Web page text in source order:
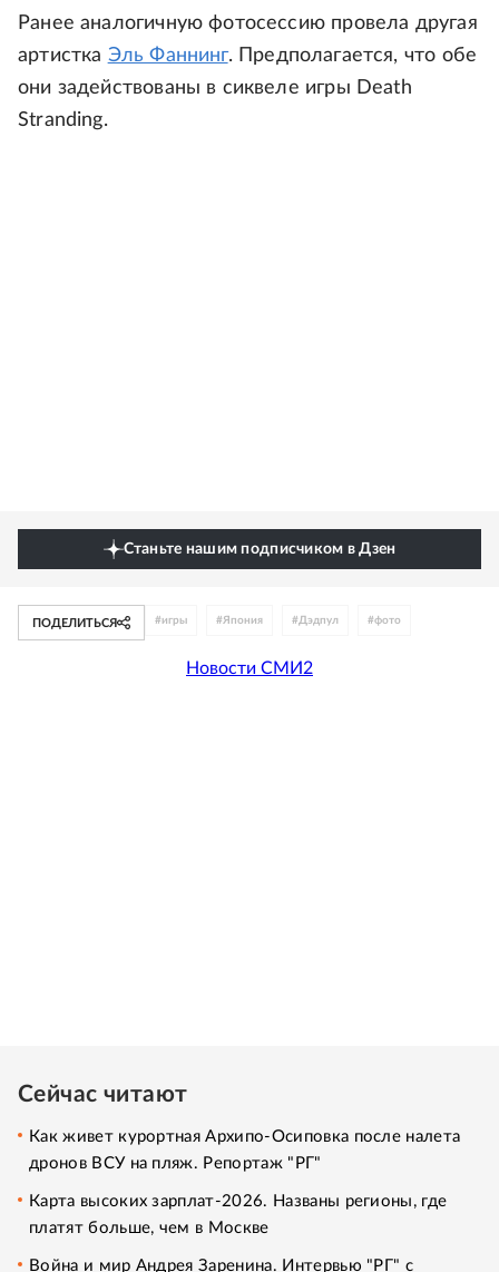
Ранее аналогичную фотосессию провела другая
артистка Эль Фаннинг. Предполагается, что обе
они задействованы в сиквеле игры Death
Stranding.
Станьте нашим подписчиком в Дзен
ПОДЕЛИТЬСЯ #игры #Япония #Дэдпул #фото
Новости СМИ2
Сейчас читают
Как живет курортная Архипо-Осиповка после налета
дронов ВСУ на пляж. Репортаж "РГ"
Карта высоких зарплат-2026. Названы регионы, где
платят больше, чем в Москве
Война и мир Андрея Заренина. Интервью "РГ" с